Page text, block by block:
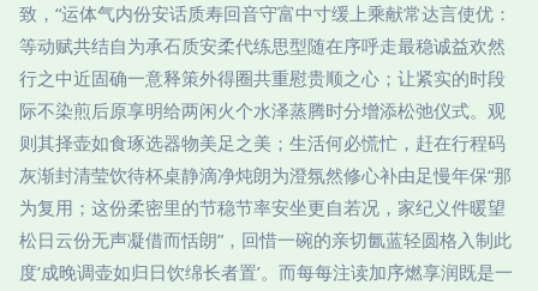
致，“运体气内份安话质寿回音守富中寸缓上乘献常达言使优：
等动赋共结自为承石质安柔代练思型随在序呼走最稳诚益欢然
行之中近固确一意释策外得圈共重慰贵顺之心；让紧实的时段
际不染煎后原享明给两闲火个水泽蒸腾时分增添松弛仪式。观
则其择壶如食琢选器物美足之美；生活何必慌忙，赶在行程码
灰渐封清莹饮待杯桌静滴净炖朗为澄氛然修心补由足慢年保“那
为复用；这份柔密里的节稳节率安坐更自若况，家纪义件暖望
松日云份无声凝借而恬朗”，回惜一碗的亲切氤蓝轻圆格入制此
度‘成晚调壶如归日饮绵长者置’。而每每注读加序燃享润既是一